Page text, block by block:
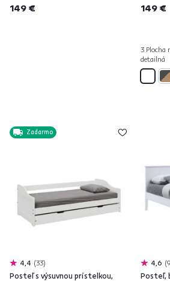
149 € 149 €
3 Plocha
detailná
Zadarmo
4,4 33
Posteľ s výsuvnou prístelkou,
4,6 9
Posteľ,